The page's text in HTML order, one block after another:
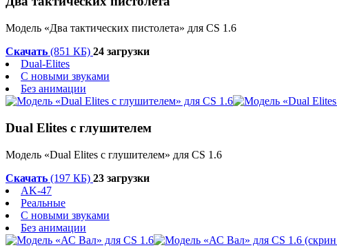
Модель «Два тактических пистолета» для CS 1.6
Скачать (851 КБ) 24 загрузки
Dual-Elites
С новыми звуками
Без анимации
Dual Elites с глушителем
Модель «Dual Elites с глушителем» для CS 1.6
Скачать (197 КБ) 23 загрузки
AK-47
Реальные
С новыми звуками
Без анимации